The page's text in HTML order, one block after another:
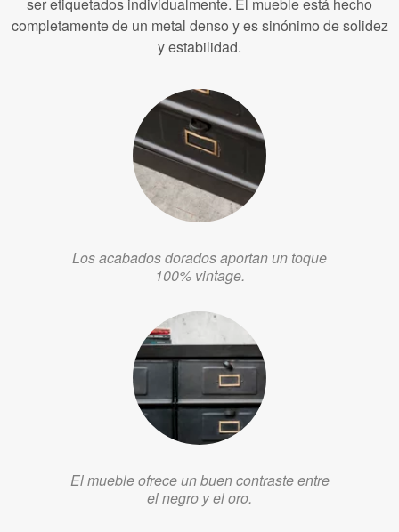
completamente de un metal denso y es sinónimo de solidez
y estabilidad.
Los acabados dorados aportan un toque
100% vintage.
El mueble ofrece un buen contraste entre
el negro y el oro.